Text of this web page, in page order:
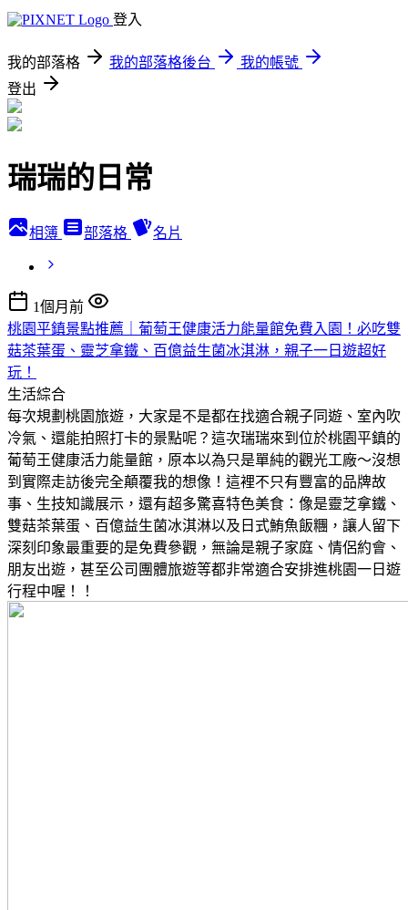
登入
我的部落格 我的部落格後台
我的帳號
登出
瑞瑞的日常
相簿 部落格 名片
1個月前
桃園平鎮景點推薦｜葡萄王健康活力能量館免費入園！必吃雙
菇茶葉蛋、靈芝拿鐵、百億益生菌冰淇淋，親子一日遊超好
玩！
生活綜合
每次規劃桃園旅遊，大家是不是都在找適合親子同遊、室內吹
冷氣、還能拍照打卡的景點呢？這次瑞瑞來到位於桃園平鎮的
葡萄王健康活力能量館，原本以為只是單純的觀光工廠～沒想
到實際走訪後完全顛覆我的想像！這裡不只有豐富的品牌故
事、生技知識展示，還有超多驚喜特色美食：像是靈芝拿鐵、
雙菇茶葉蛋、百億益生菌冰淇淋以及日式鮪魚飯糰，讓人留下
深刻印象最重要的是免費參觀，無論是親子家庭、情侶約會、
朋友出遊，甚至公司團體旅遊等都非常適合安排進桃園一日遊
行程中喔！！